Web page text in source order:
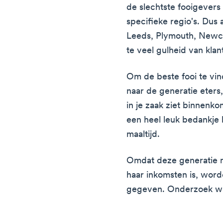
de slechtste fooigevers
specifieke regio's. Dus
Leeds, Plymouth,
te veel gulheid van
Om de beste fooi te
naar de generatie
in je zaak ziet
een heel leuk
maaltijd.
Omdat deze generatie
haar inkomsten is,
gegeven. Onderzoek